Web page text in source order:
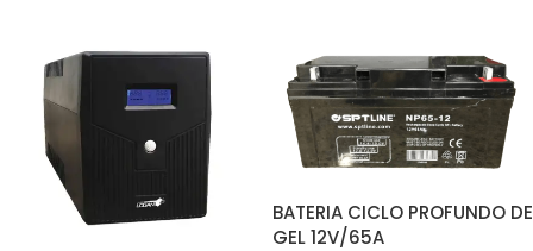
BATERIA CICLO PROFUNDO DE
GEL 12V/65A